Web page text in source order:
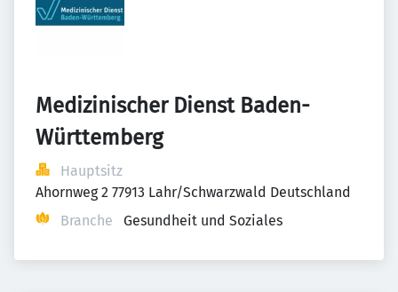
Medizinischer Dienst Baden-
Württemberg
Hauptsitz
Ahornweg 2 77913 Lahr/Schwarzwald Deutschland
Branche
Gesundheit und Soziales